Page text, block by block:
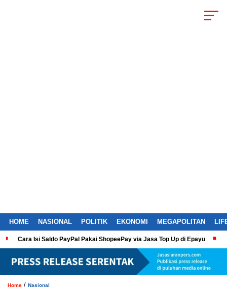
HOME NASIONAL POLITIK EKONOMI MEGAPOLITAN
Cara Isi Saldo PayPal Pakai ShopeePay via Jasa Top Up di Epayu
Home / Nasional